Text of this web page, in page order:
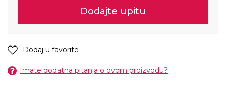
Dodajte upitu
Dodaj u favorite
Imate dodatna pitanja o ovom proizvodu?